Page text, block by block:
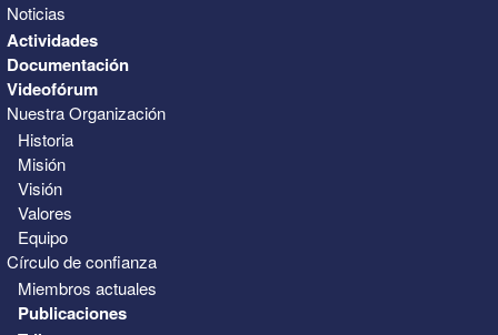
Noticias
Actividades
Documentación
Videofórum
Nuestra Organización
Historia
Misión
Visión
Valores
Equipo
Círculo de confianza
Miembros actuales
Publicaciones